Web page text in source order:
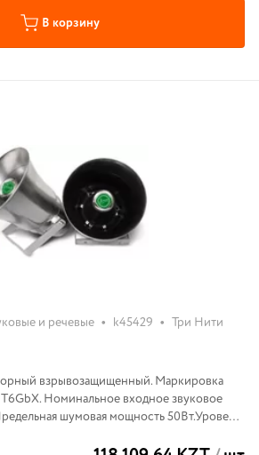
В корзину
и речевые • k45429 • Три Нити
взрывозащищенный. Маркировка
Номинальное входное звуковое
шумовая мощность 50Вт.Уровень